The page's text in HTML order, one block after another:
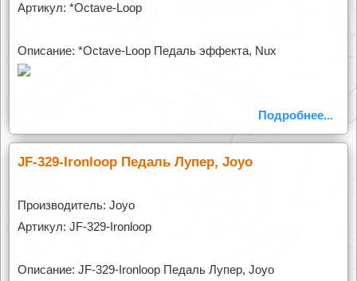
Артикул: *Octave-Loop
Описание: *Octave-Loop Педаль эффекта, Nux
Подробнее...
JF-329-Ironloop Педаль Лупер, Joyo
Производитель: Joyo
Артикул: JF-329-Ironloop
Описание: JF-329-Ironloop Педаль Лупер, Joyo